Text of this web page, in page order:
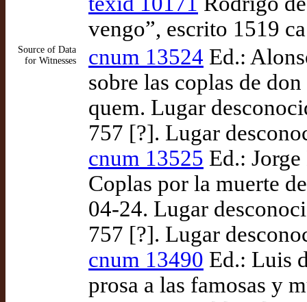
vengo”, escrito 1519
Source of Data
for Witnesses
cnum 13524 Ed.:
sobre las coplas de
quem. Lugar
757 [?]. Lugar
cnum 13525 Ed.:
Coplas por la muerte
04-24. Lugar
757 [?]. Lugar
cnum 13490 Ed.: Luis
prosa a las famosas y